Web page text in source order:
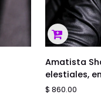
Amatista
Shangaan
-
Amatista
elestiales,
$ 860.00